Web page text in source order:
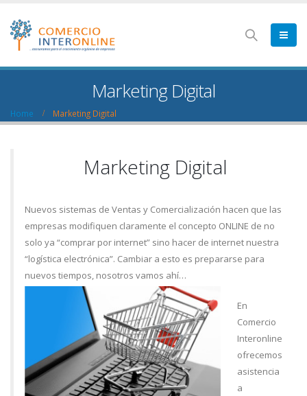
Marketing Digital
Home Marketing Digital
Marketing Digital
Nuevos sistemas de Ventas y Comercialización hacen que las
empresas modifiquen claramente el concepto ONLINE de no
solo ya “comprar por internet” sino hacer de internet nuestra
“logística electrónica”. Cambiar a esto es prepararse para
nuevos tiempos, nosotros vamos ahí…
En
Comercio
Interonline
ofrecemos
asistencia
a